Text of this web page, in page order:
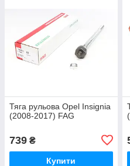
Тяга рульова Opel Insignia
(2008-2017) FAG
739 ₴
Купити